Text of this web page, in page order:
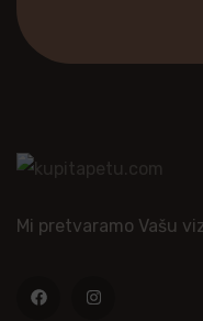
Mi pretvaramo Vašu